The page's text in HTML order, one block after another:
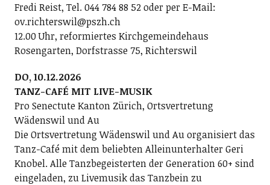
Fredi Reist, Tel. 044 784 88 52 oder per E-Mail:
ov.richterswil@pszh.ch
12.00 Uhr, reformiertes Kirchgemeindehaus
Rosengarten, Dorfstrasse 75, Richterswil
DO, 10.12.2026
TANZ-CAFÉ MIT LIVE-MUSIK
Pro Senectute Kanton Zürich, Ortsvertretung
Wädenswil und Au
Die Ortsvertretung Wädenswil und Au organisiert das
Tanz-Café mit dem beliebten Alleinunterhalter Geri
Knobel. Alle Tanzbegeisterten der Generation 60+ sind
eingeladen, zu Livemusik das Tanzbein zu